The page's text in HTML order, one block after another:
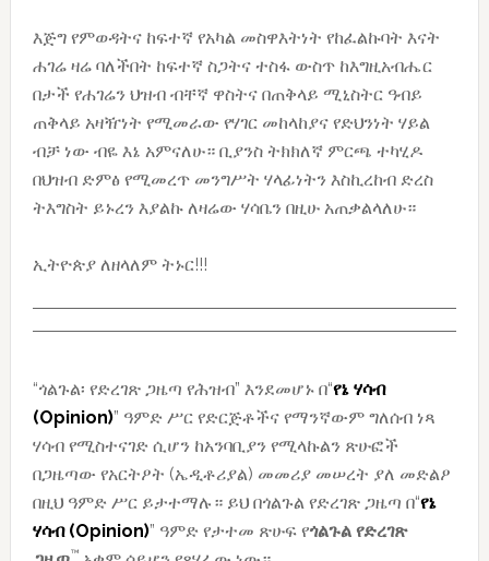
እጅግ የምወዳትና ከፍተኛ የአካል መስዋእትነት የከፈልኩባት እናት
ሐገሬ ዛሬ ባለችበት ከፍተኛ ስጋትና ተስፋ ውስጥ ከእግዚአብሔር
በታች የሐገሬን ህዝብ ብቸኛ ዋስትና በጠቅላይ ሚኒስትር ዓብይ
ጠቅላይ አዛዥነት የሚመራው የሃገር መከላከያና የድህንነት ሃይል
ብቻ ነው ብዬ እኔ አምናለሁ። ቢያንስ ትክክለኛ ምርጫ ተካሂዶ
በህዝብ ድምፅ የሚመረጥ መንግሥት ሃላፊነትን እስኪረከብ ድረስ
ትእግስት ይኑረን እያልኩ ለዛሬው ሃሳቤን በዚሁ አጠቃልላለሁ።
ኢትዮጵያ ለዘላለም ትኑር!!!
“ጎልጉል፡ የድረገጽ ጋዜጣ የሕዝብ” እንደመሆኑ በ“የኔ ሃሳብ
(Opinion)” ዓምድ ሥር የድርጅቶችና የማንኛውም ግለሰብ ነጻ
ሃሳብ የሚስተናገድ ሲሆን ከአንባቢያን የሚላኩልን ጽሁፎች
በጋዜጣው የአርትዖት (ኤዲቶሪያል) መመሪያ መሠረት ያለ መድልዖ
በዚህ ዓምድ ሥር ይታተማሉ። ይህ በጎልጉል የድረገጽ ጋዜጣ በ“የኔ
ሃሳብ (Opinion)” ዓምድ የታተመ ጽሁፍ የጎልጉል የድረገጽ
™